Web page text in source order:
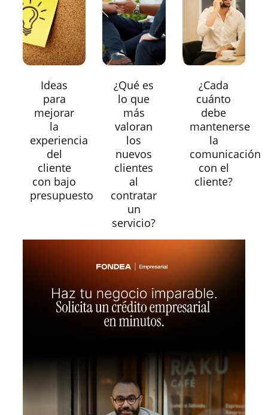
Ideas
para
mejorar
la
experiencia
del
cliente
con bajo
presupuesto
¿Qué es
lo que
más
valoran
los
nuevos
clientes
al
contratar
un
servicio?
¿Cada
cuánto
debe
mantenerse
la
comunicación
con el
cliente?